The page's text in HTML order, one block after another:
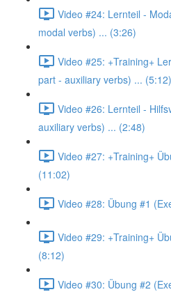
Video #24: Lernteil -
modal verbs) ... (3:26)
Video #25: +Training+
part - auxiliary verbs) ... (5:12)
Video #26: Lernteil -
auxiliary verbs) ... (2:48)
Video #27: +Training+
(11:02)
Video #28: Übung #1
Video #29: +Training+
(8:12)
Video #30: Übung #2